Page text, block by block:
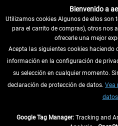
DESISTIR DEL CONTRATO
INFORMACIÓN
Bienvenido a
Utilizamos cookies Algunos de ellos son
para el carrito de compras), otros nos
ofrecerle una mejor
Acepta las siguientes cookies haciendo
información en la configuración de
su selección en cualquier momento.
declaración de protección de datos. Vea
Google Tag Manager: Tracking and